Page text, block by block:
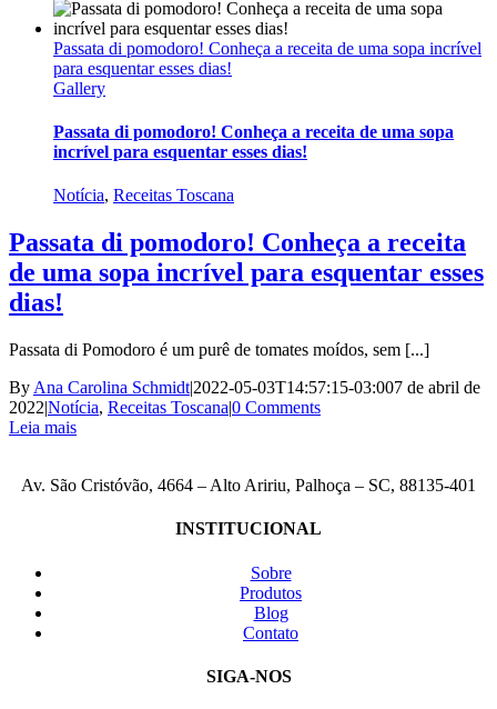
Passata di pomodoro! Conheça a receita de uma sopa incrível
para esquentar esses dias!
Gallery
Passata di pomodoro! Conheça a receita de uma sopa
incrível para esquentar esses dias!
Notícia, Receitas Toscana
Passata di pomodoro! Conheça a receita
de uma sopa incrível para esquentar esses
dias!
Passata di Pomodoro é um purê de tomates moídos, sem [...]
By Ana Carolina Schmidt|2022-05-03T14:57:15-03:007 de abril de
2022|Notícia, Receitas Toscana|0 Comments
Leia mais
Av. São Cristóvão, 4664 – Alto Aririu, Palhoça – SC, 88135-401
INSTITUCIONAL
Sobre
Produtos
Blog
Contato
SIGA-NOS